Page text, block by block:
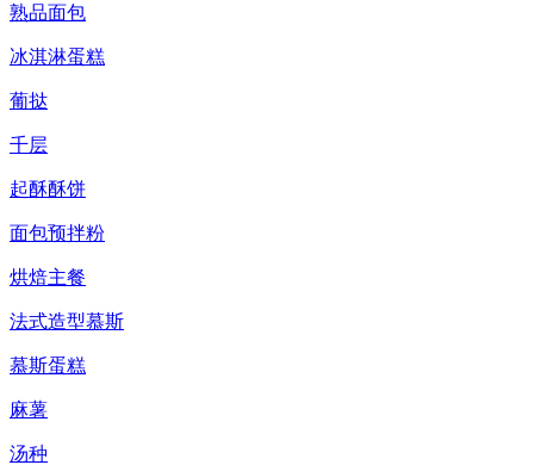
熟品面包
冰淇淋蛋糕
葡挞
千层
起酥酥饼
面包预拌粉
烘焙主餐
法式造型慕斯
慕斯蛋糕
麻薯
汤种